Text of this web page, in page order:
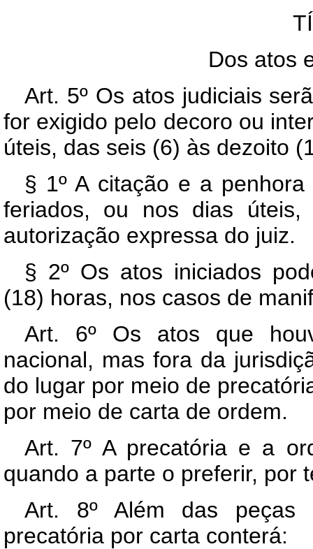
Dos atos
Art. 5º Os atos judiciais
for exigido pelo decoro ou
úteis, das seis (6) às dezoito
§ 1º A citação e a
feriados, ou nos dias
autorização expressa do juiz.
§ 2º Os atos iniciados
(18) horas, nos casos de
Art. 6º Os atos que
nacional, mas fora da
do lugar por meio de
por meio de carta de ordem.
Art. 7º A precatória e a
quando a parte o preferir, por
Art. 8º Além das peças
precatória por carta conterá: